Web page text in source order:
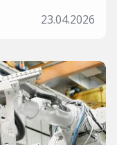
23.04.2026